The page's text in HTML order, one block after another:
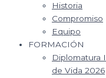
Historia
Compromiso
Equipo
FORMACIÓN
Diplomatura
de Vida 2026